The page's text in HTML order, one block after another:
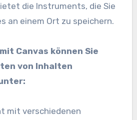
die Instruments, die Sie
an einem Ort zu speichern.
Canvas können Sie
von Inhalten
mit verschiedenen